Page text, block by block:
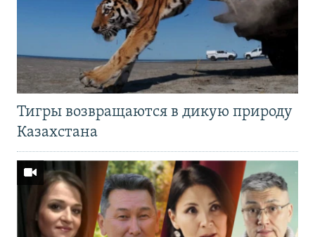
Тигры возвращаются в дикую природу
Казахстана